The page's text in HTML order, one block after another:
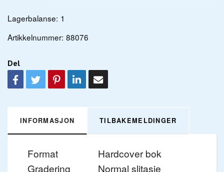
Lagerbalanse: 1
Artikkelnummer: 88076
Del
INFORMASJON TILBAKEMELDINGER
Format
Hardcover bok
Gradering
Normal slitasje